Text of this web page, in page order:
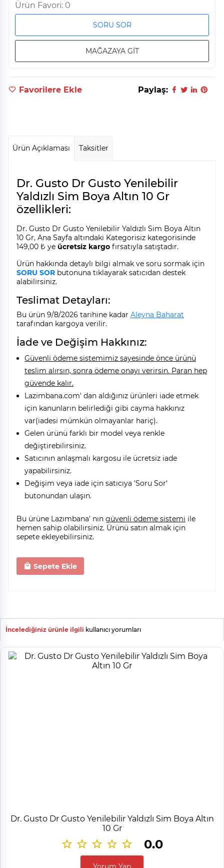
Ürün Favori: 0
SORU SOR
MAĞAZAYA GİT
Favorilere Ekle Paylaş:
Ürün Açıklaması Taksitler
Dr. Gusto Dr Gusto Yenilebilir
Yaldızlı Sim Boya Altın 10 Gr
özellikleri:
Dr. Gusto Dr Gusto Yenilebilir Yaldızlı Sim Boya Altın
10 Gr, Ana Sayfa altındaki Kategorisiz kategorisinde
149,00 ₺ ye ücretsiz kargo fırsatıyla satıştadır.
Ürün hakkında detaylı bilgi almak ve soru sormak için
SORU SOR butonuna tıklayarak satıcıdan destek
alabilirsiniz.
Teslimat Detayları:
Bu ürün 9/8/2026 tarihine kadar Aleyna Baharat
tarafından kargoya verilir.
İade ve Değişim Hakkınız:
Güvenli ödeme sistemimiz sayesinde önce ürünü
teslim alırsın, sonra ödeme onayı verirsin. Paran hep
güvende kalır.
Lazimbana.com' dan aldığınız ürünleri iade etmek
için kanunların belirlediği gibi cayma hakkınız
var(iadesi mümkün olmayanlar hariç).
Gelen ürünü farklı bir model veya renkle
değiştirebilirsiniz.
Satıcının anlaşmalı kargosu ile ücretsiz iade
yapabilirsiniz.
Değişim veya iade için satıcıya 'Soru Sor'
butonundan ulaşın.
Bu ürüne Lazımbana' nın güvenli ödeme sistemi ile
hemen sahip olabilirsiniz. Ürünü satın almak için
sepete ekleyebilirsiniz.
Sepete Ekle
İncelediğiniz ürünle ilgili kullanıcı yorumları
Dr. Gusto Dr Gusto Yenilebilir Yaldızlı Sim Boya Altın
10 Gr
0.0